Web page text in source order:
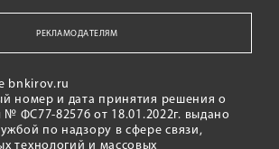
РЕКЛАМОДАТЕЛЯМ
bnkirov.ru
номер и дата принятия решения о
№ ФС77-82576 от 18.01.2022г. выдано
по надзору в сфере связи,
технологий и массовых